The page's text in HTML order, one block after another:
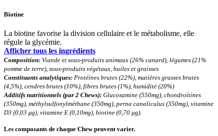
Biotine
La biotine favorise la division cellulaire et le métabolisme, elle
régule la glycémie.
Afficher tous les ingrédients
Composition: Viande et sous-produits animaux (26% canard), légumes (21%
pomme de terre), sous-produits végétaux, huiles et graisses
Constituants analytiques: Protéines brutes (22%), matières grasses brutes
(4,5%), cendres brutes (10%), fibres brutes (1%), humidité (20%)
Additifs nutritionnels (par 2 Chews): Glucosamine (550mg), chondroïtines
(350mg), méthylsulfonylméthane (350mg), perna canaliculus (350mg), vitamine
D3 (0,03 µg), vitamine E (0,10mg), biotine (0,70 µg).
Les composants de chaque Chew peuvent varier.